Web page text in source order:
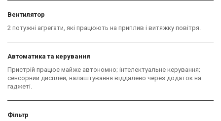
Вентилятор
2 потужні агрегати, які працюють на приплив і витяжку повітря.
Автоматика та керування
Пристрій працює майже автономно; інтелектуальне керування;
сенсорний дисплей; налаштування віддалено через додаток на
гаджеті.
Фільтр